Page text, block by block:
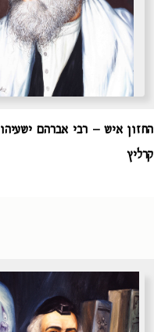
החזון איש – רבי אברהם ישעיהו
קרליץ